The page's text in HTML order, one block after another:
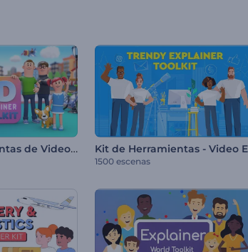
Kit de Herramientas de Video Explicativo 3D
1500 escenas